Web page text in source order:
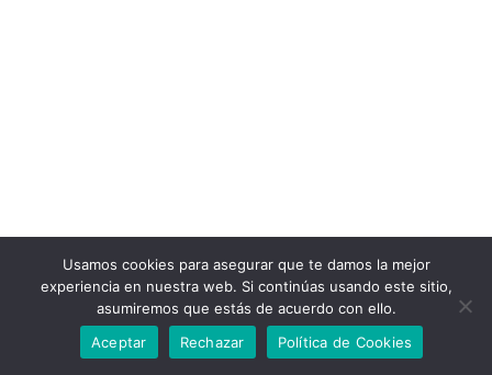
Usamos cookies para asegurar que te damos la mejor
experiencia en nuestra web. Si continúas usando este sitio,
asumiremos que estás de acuerdo con ello.
Aceptar
Rechazar Política de Cookies